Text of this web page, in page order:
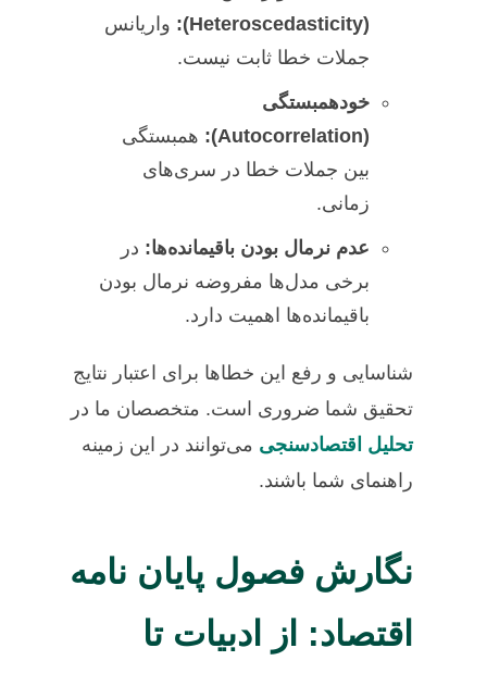
واریانس
جملات خطا ثابت نیست.
خودهمبستگی
همبستگی
بین جملات خطا در سری‌های
زمانی.
عدم نرمال بودن باقیمانده‌ها:در
برخی مدل‌ها مفروضه نرمال بودن
باقیمانده‌ها اهمیت دارد.
شناسایی و رفع این خطاها برای اعتبار نتایج
تحقیق شما ضروری است. متخصصان ما در
تحلیل اقتصادسنجیمی‌توانند در این زمینه
راهنمای شما باشند.
نگارش فصول پایان نامه
اقتصاد: از ادبیات تا